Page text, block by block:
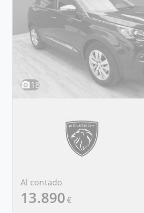
18
Al contado
13.890€